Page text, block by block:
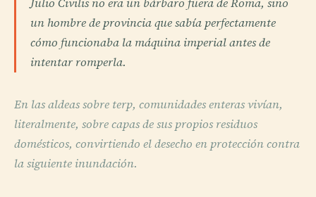
Julio Civilis no era un bárbaro fuera de Roma, sino
un hombre de provincia que sabía perfectamente
cómo funcionaba la máquina imperial antes de
intentar romperla.
En las aldeas sobre terp, comunidades enteras vivían,
literalmente, sobre capas de sus propios residuos
domésticos, convirtiendo el desecho en protección contra
la siguiente inundación.